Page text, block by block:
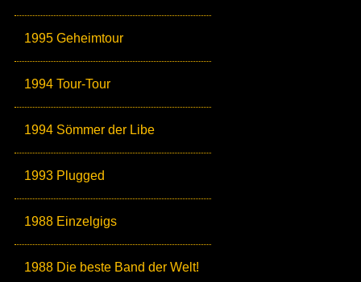
1995 Geheimtour
1994 Tour-Tour
1994 Sömmer der Libe
1993 Plugged
1988 Einzelgigs
1988 Die beste Band der Welt!